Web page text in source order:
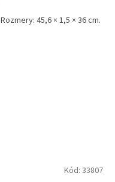
45,6 × 1,5 × 36 cm.
Kód: 33807